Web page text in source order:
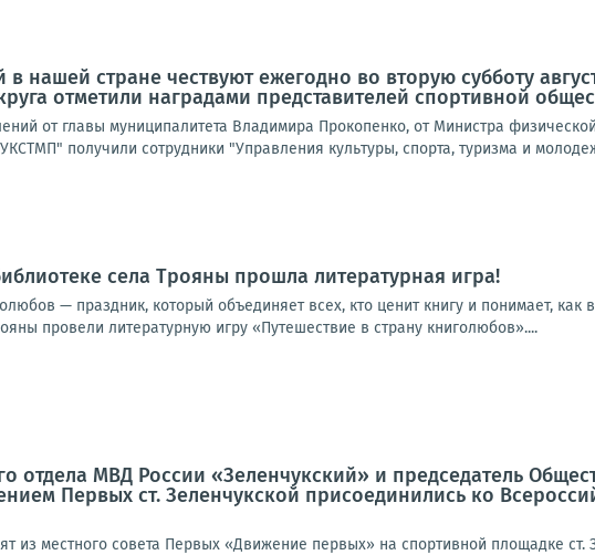
нашей стране чествуют ежегодно во вторую субботу
отметили наградами представителей спортивной
от главы муниципалитета Владимира Прокопенко, от Министра
получили сотрудники "Управления культуры, спорта, туризма и
села Трояны прошла литературная игра!
— праздник, который объединяет всех, кто ценит книгу и понимает,
провели литературную игру «Путешествие в страну книголюбов»....
отдела МВД России «Зеленчукский» и председатель
Первых ст. Зеленчукской присоединились ко
из местного совета Первых «Движение первых» на спортивной площадке ст.